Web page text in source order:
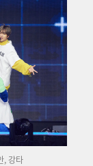
강타